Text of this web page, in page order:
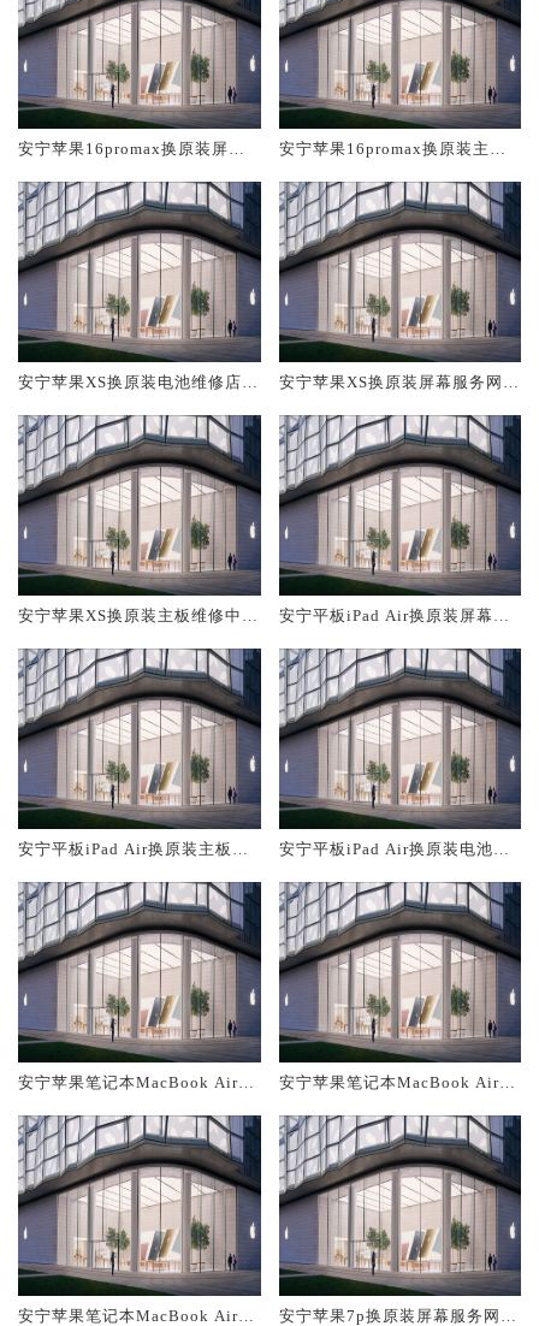
安宁苹果16promax换原装屏幕
安宁苹果16promax换原装主板
安宁苹果XS换原装电池维修店大
安宁苹果XS换原装屏幕服务网点
安宁苹果XS换原装主板维修中心
安宁平板iPad Air换原装屏幕服
安宁平板iPad Air换原装主板维
安宁平板iPad Air换原装电池维
安宁苹果笔记本MacBook Air换
安宁苹果笔记本MacBook Air换
安宁苹果笔记本MacBook Air换
安宁苹果7p换原装屏幕服务网点